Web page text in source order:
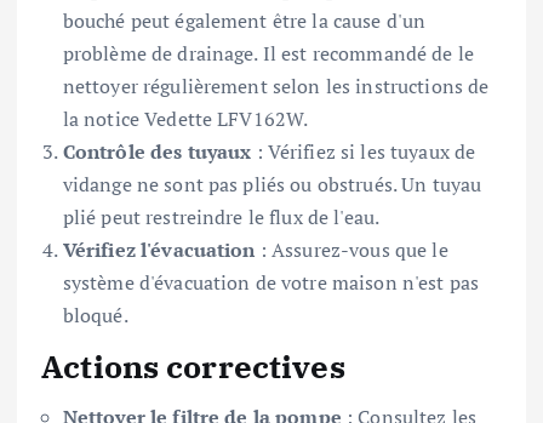
bouché peut également être la cause d'un
problème de drainage. Il est recommandé de le
nettoyer régulièrement selon les instructions de
la notice Vedette LFV162W.
Contrôle des tuyaux : Vérifiez si les tuyaux de
vidange ne sont pas pliés ou obstrués. Un tuyau
plié peut restreindre le flux de l'eau.
Vérifiez l'évacuation : Assurez-vous que le
système d'évacuation de votre maison n'est pas
bloqué.
Actions correctives
Nettoyer le filtre de la pompe : Consultez les